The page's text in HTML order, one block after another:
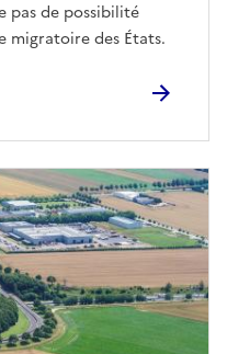
pas de possibilité
migratoire des États.